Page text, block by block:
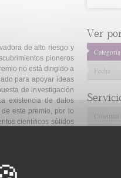
de alto riesgo y
pioneros
no está dirigido a
para apoyar ideas
de investigación
existencia de datos
este premio, por lo
científicos sólidos
de TEA en las
Ver
Categoría
Fecha
Consulta